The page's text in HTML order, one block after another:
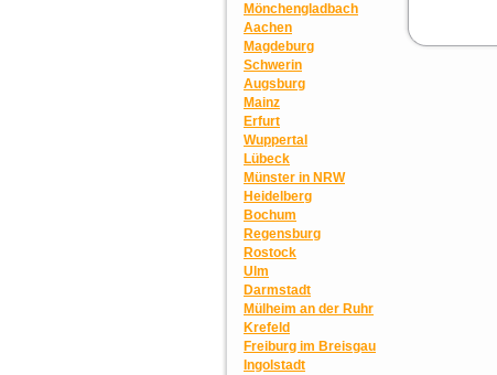
Mönchengladbach
Aachen
Magdeburg
Schwerin
Augsburg
Mainz
Erfurt
Wuppertal
Lübeck
Münster in NRW
Heidelberg
Bochum
Regensburg
Rostock
Ulm
Darmstadt
Mülheim an der Ruhr
Krefeld
Freiburg im Breisgau
Ingolstadt